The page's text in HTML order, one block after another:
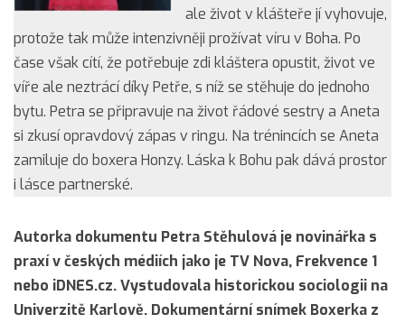
ale život v klášteře jí vyhovuje,
protože tak může intenzivněji prožívat víru v Boha. Po
čase však cítí, že potřebuje zdi kláštera opustit, život ve
víře ale neztrácí díky Petře, s níž se stěhuje do jednoho
bytu. Petra se připravuje na život řádové sestry a Aneta
si zkusí opravdový zápas v ringu. Na trénincích se Aneta
zamiluje do boxera Honzy. Láska k Bohu pak dává prostor
i lásce partnerské.
Autorka dokumentu Petra Stěhulová je novinářka s
praxí v českých médiích jako je TV Nova, Frekvence 1
nebo iDNES.cz. Vystudovala historickou sociologii na
Univerzitě Karlově. Dokumentární snímek Boxerka z